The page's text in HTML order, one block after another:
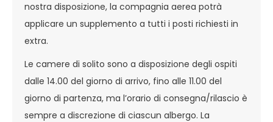
nostra disposizione, la compagnia aerea potrà
applicare un supplemento a tutti i posti richiesti in
extra.
Le camere di solito sono a disposizione degli ospiti
dalle 14.00 del giorno di arrivo, fino alle 11.00 del
giorno di partenza, ma l’orario di consegna/rilascio è
sempre a discrezione di ciascun albergo. La